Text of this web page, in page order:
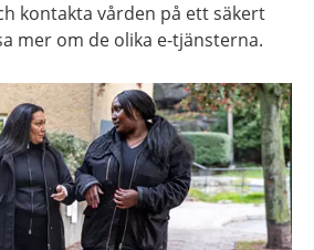
kontakta vården på ett säkert
mer om de olika e-tjänsterna.